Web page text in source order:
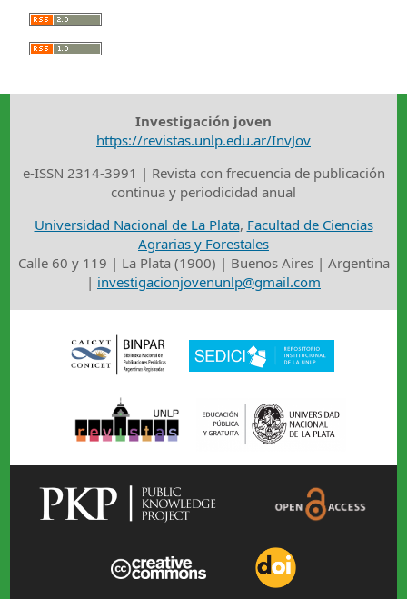
Investigación joven
https://revistas.unlp.edu.ar/InvJov
e-ISSN 2314-3991 | Revista con frecuencia de publicación
continua y periodicidad anual
Universidad Nacional de La Plata, Facultad de Ciencias
Agrarias y Forestales
Calle 60 y 119 | La Plata (1900) | Buenos Aires | Argentina
| investigacionjovenunlp@gmail.com